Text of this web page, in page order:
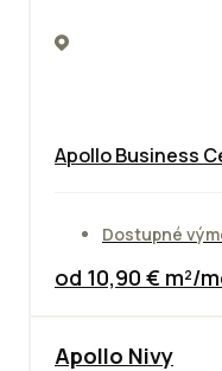
Apollo Business
Dostupné
od 10,90 € m²/
Apollo Nivy